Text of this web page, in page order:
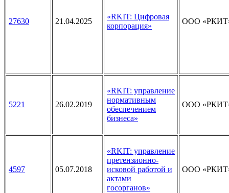
27630 21.04.2025
«RKIT: Цифровая
корпорация»
ООО
5221 26.02.2019
«RKIT: управление
нормативным
обеспечением
бизнеса»
ООО
4597 05.07.2018
«RKIT: управление
претензионно-
исковой работой и
актами
госорганов»
ООО